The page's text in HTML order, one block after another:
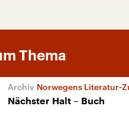
Thema
Norwegens Literatur-
Nächster Halt – Buch